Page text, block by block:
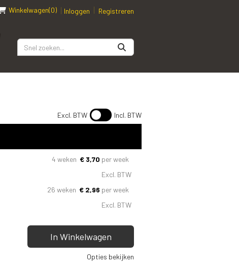
Winkelwagen(0) Inloggen Registreren
Excl. BTW Incl. BTW
4 weken € 3,70 per week
Excl. BTW
26 weken € 2,96 per week
Excl. BTW
In Winkelwagen
Opties bekijken